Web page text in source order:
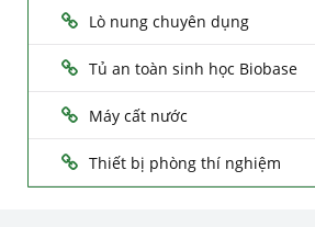
Lò nung chuyên dụng
Tủ an toàn sinh học Biobase
Máy cất nước
Thiết bị phòng thí nghiệm